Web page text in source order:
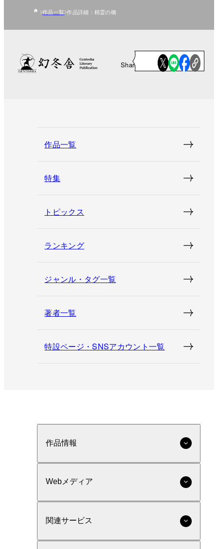
作品一覧 作品詳細：精霊の橋
Share
作品一覧
特集
トピックス
ランキング
ジャンル・タグ一覧
著者一覧
特設ページ・SNSアカウント一覧
作品情報
Webメディア
関連サービス